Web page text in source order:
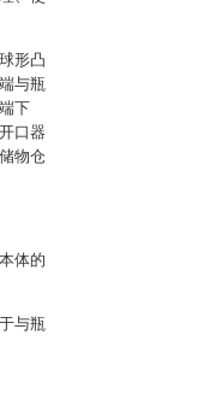
形凸
与瓶
下
口器
物仓
体的
与瓶